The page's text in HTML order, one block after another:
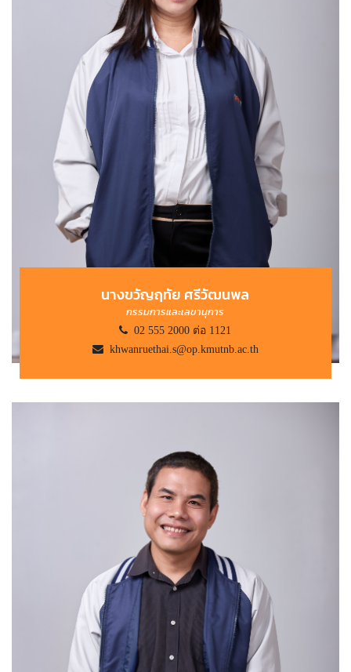
นางขวัญฤทัย ศรีวัฒนพล
กรรมการและเลขานุการ
02 555 2000 ต่อ 1121
khwanruethai.s@op.kmutnb.ac.th